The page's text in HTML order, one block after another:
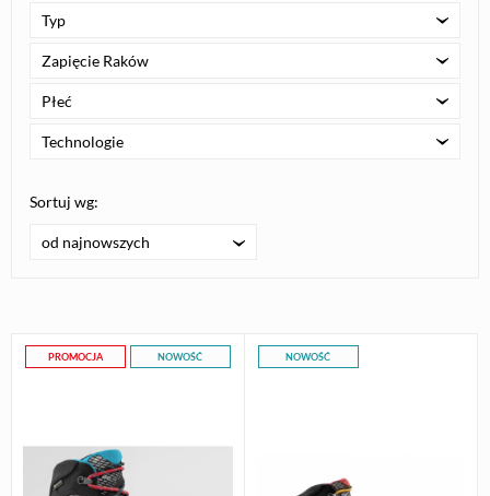
Typ
Zapięcie Raków
Płeć
Technologie
Sortuj wg:
od najnowszych
PROMOCJA NOWOŚĆ NOWOŚĆ